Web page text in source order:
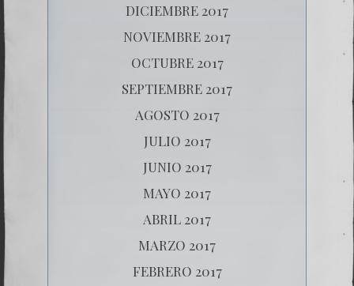
DICIEMBRE 2017
NOVIEMBRE 2017
OCTUBRE 2017
SEPTIEMBRE 2017
AGOSTO 2017
JULIO 2017
JUNIO 2017
MAYO 2017
ABRIL 2017
MARZO 2017
FEBRERO 2017